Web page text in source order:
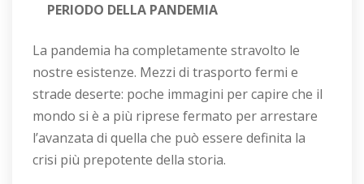
PERIODO DELLA PANDEMIA
La pandemia ha completamente stravolto le
nostre esistenze. Mezzi di trasporto fermi e
strade deserte: poche immagini per capire che il
mondo si è a più riprese fermato per arrestare
l’avanzata di quella che può essere definita la
crisi più prepotente della storia.